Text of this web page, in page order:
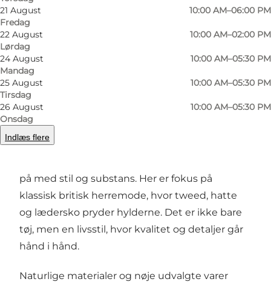
21 August
Fredag
10:00 AM–06:00 PM
22 August
Lørdag
10:00 AM–02:00 PM
24 August
Mandag
10:00 AM–05:30 PM
25 August
Tirsdag
10:00 AM–05:30 PM
26 August
Onsdag
10:00 AM–05:30 PM
Indlæs flere
En butik med karakter og historie
Midt i Odenses charmerende Brandts Passage
finder du Jean Paul – en selvstændig
på med stil og substans. Her er fokus på
klassisk britisk herremode, hvor tweed, hatte
og lædersko pryder hylderne. Det er ikke bare
tøj, men en livsstil, hvor kvalitet og detaljer går
hånd i hånd.
Naturlige materialer og nøje udvalgte varer